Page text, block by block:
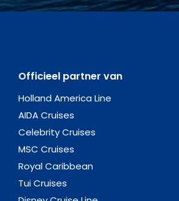
Officieel partner van
Holland America Line
AIDA Cruises
Celebrity Cruises
MSC Cruises
Royal Caribbean
Tui Cruises